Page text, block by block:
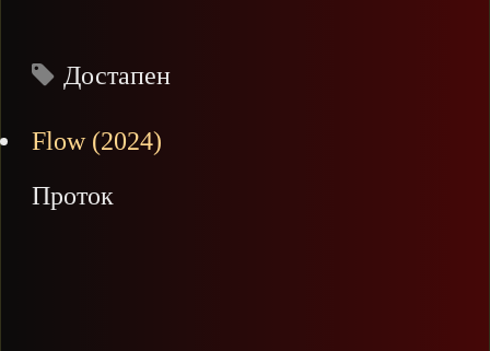
Достапен
Flow (2024)
Проток